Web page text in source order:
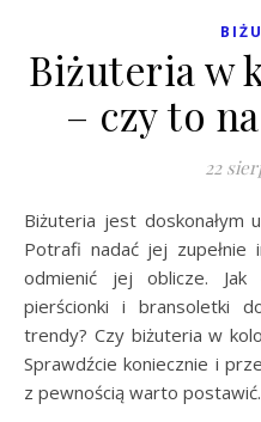
Biżuteria w
– czy to
22
Biżuteria jest doskonałym uzupełnieniem każdej stylizacji.
Potrafi nadać jej zupełnie
odmienić jej oblicze. Jak
pierścionki i bransoletki
trendy? Czy biżuteria w
Sprawdźcie koniecznie i
z pewnością warto postawić.